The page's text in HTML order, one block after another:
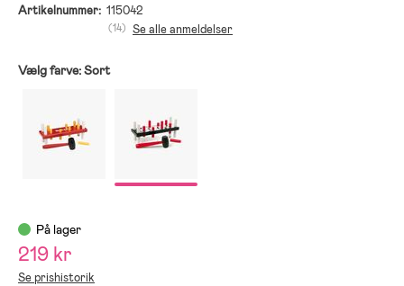
Artikelnummer: 115042
(14) Se alle anmeldelser
Vælg farve:Sort
På lager
219 kr
Se prishistorik